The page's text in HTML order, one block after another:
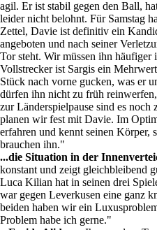
agil. Er ist stabil gegen den Ball,
leider nicht belohnt. Für Samstag
Zettel, Davie ist definitiv ein
angeboten und nach seiner
Tor steht. Wir müssen ihn häufiger
Vollstrecker ist Sargis ein
Stück nach vorne gucken, was er
dürfen ihn nicht zu früh
zur Länderspielpause sind es noch
planen wir fest mit Davie. Im
erfahren und kennt seinen Körper,
brauchen ihn."
...die Situation in der
konstant und zeigt gleichbleibend
Luca Kilian hat in seinen drei
war gegen Leverkusen eine ganz
beiden haben wir ein
Problem habe ich gerne."